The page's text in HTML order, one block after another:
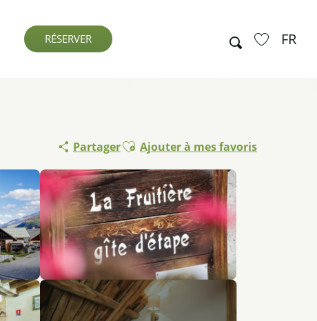
Recherche FR
RÉSERVER
PartagerAjouter aux favoris
Ajouter à mes favoris